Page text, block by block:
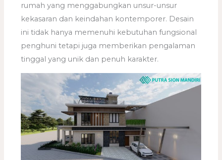
rumah yang menggabungkan unsur-unsur
kekasaran dan keindahan kontemporer. Desain
ini tidak hanya memenuhi kebutuhan fungsional
penghuni tetapi juga memberikan pengalaman
tinggal yang unik dan penuh karakter.